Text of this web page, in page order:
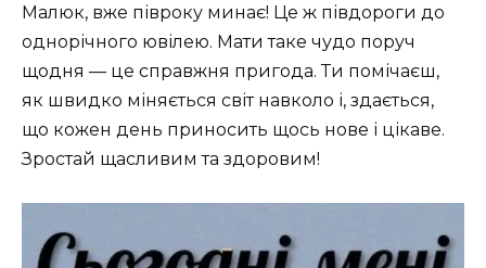
Малюк, вже півроку минає! Це ж півдороги до
однорічного ювілею. Мати таке чудо поруч
щодня — це справжня пригода. Ти помічаєш,
як швидко міняється світ навколо і, здається,
що кожен день приносить щось нове і цікаве.
Зростай щасливим та здоровим!